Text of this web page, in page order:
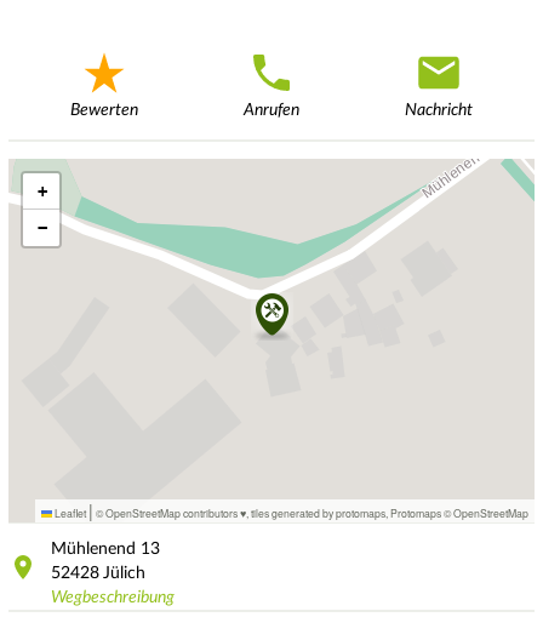
Bewerten Anrufen Nachricht
+
−
Leaflet | © OpenStreetMap contributors ♥, tiles generated by protomaps Protomaps©OpenStreetMap
Mühlenend 13
52428 Jülich
Wegbeschreibung